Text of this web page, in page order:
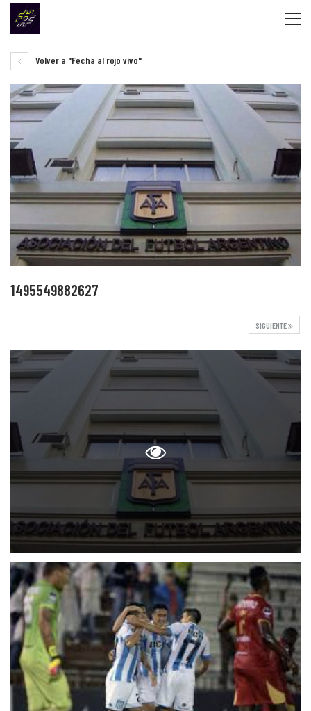
Volver a "Fecha al rojo vivo"
1495549882627
SIGUIENTE